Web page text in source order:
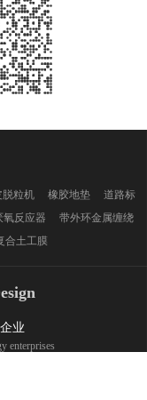
粒机     橡胶地垫     道路标
反应器     带外环金属缠绕
合土工膜
业
enterprises